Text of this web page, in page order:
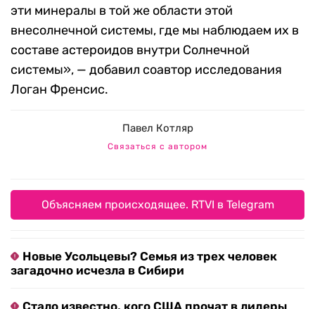
эти минералы в той же области этой
внесолнечной системы, где мы наблюдаем их в
составе астероидов внутри Солнечной
системы», — добавил соавтор исследования
Логан Френсис.
Павел Котляр
Связаться с автором
Объясняем происходящее. RTVI в Telegram
Новые Усольцевы? Семья из трех человек
загадочно исчезла в Сибири
Стало известно, кого США прочат в лидеры